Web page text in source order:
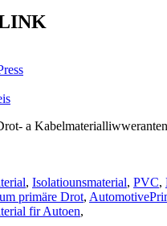
a
, Isolatiounsmaterial, PVC,
primäre Drot,
fir Autoen,